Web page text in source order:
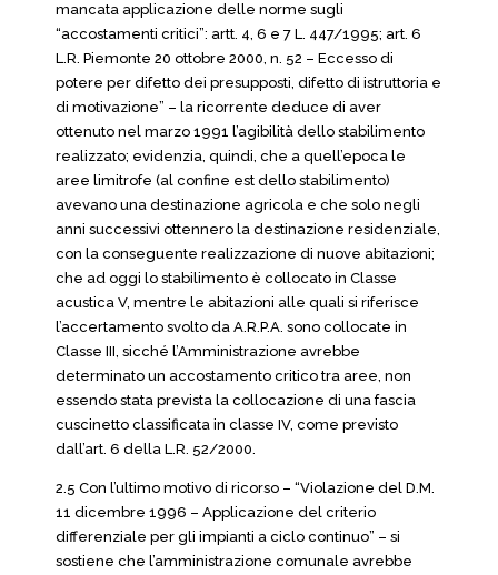
mancata applicazione delle norme sugli
“accostamenti critici”: artt. 4, 6 e 7 L. 447/1995; art. 6
L.R. Piemonte 20 ottobre 2000, n. 52 – Eccesso di
potere per difetto dei presupposti, difetto di istruttoria e
di motivazione” – la ricorrente deduce di aver
ottenuto nel marzo 1991 l’agibilità dello stabilimento
realizzato; evidenzia, quindi, che a quell’epoca le
aree limitrofe (al confine est dello stabilimento)
avevano una destinazione agricola e che solo negli
anni successivi ottennero la destinazione residenziale,
con la conseguente realizzazione di nuove abitazioni;
che ad oggi lo stabilimento è collocato in Classe
acustica V, mentre le abitazioni alle quali si riferisce
l’accertamento svolto da A.R.P.A. sono collocate in
Classe III, sicché l’Amministrazione avrebbe
determinato un accostamento critico tra aree, non
essendo stata prevista la collocazione di una fascia
cuscinetto classificata in classe IV, come previsto
dall’art. 6 della L.R. 52/2000.
2.5 Con l’ultimo motivo di ricorso – “Violazione del D.M.
11 dicembre 1996 – Applicazione del criterio
differenziale per gli impianti a ciclo continuo” – si
sostiene che l’amministrazione comunale avrebbe